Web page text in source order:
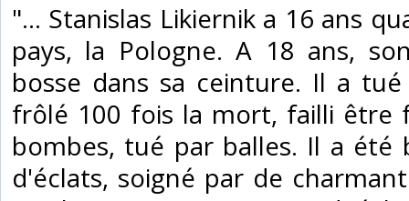
‎"... Stanislas Likiernik a 16 ans
pays, la Pologne. A 18 ans,
bosse dans sa ceinture. Il a
frôlé 100 fois la mort, failli être
bombes, tué par balles. Il a été
d'éclats, soigné par de